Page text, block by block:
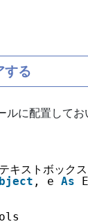
する
に配置してお
キストボック
, e As